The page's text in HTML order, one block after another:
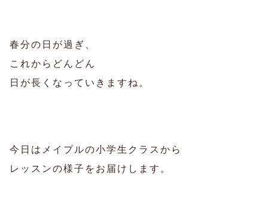
春分の日が過ぎ、
これからどんどん
日が長くなっていきますね。
今日はメイプルの小学生クラスから
レッスンの様子をお届けします。